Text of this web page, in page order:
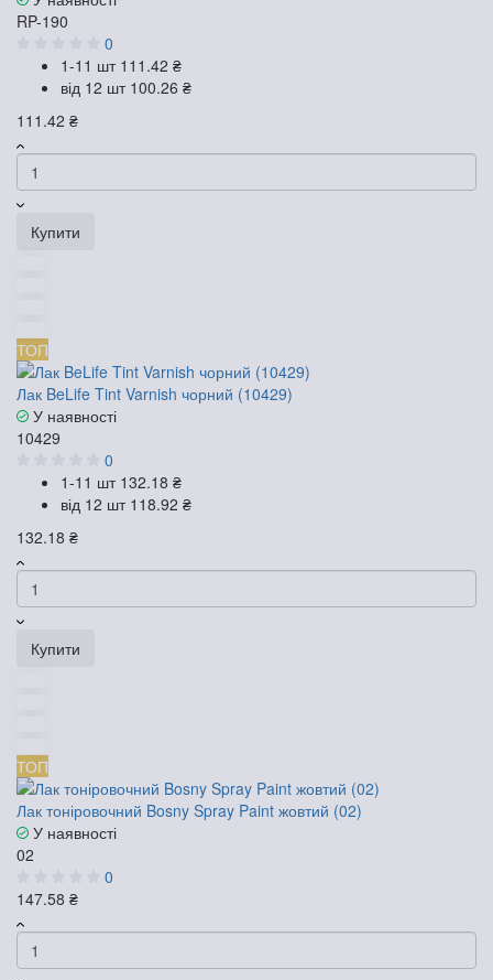
RP-190
0
1-11 шт 111.42 ₴
від 12 шт 100.26 ₴
111.42 ₴
Купити
ТОП
Лак BeLife Tint Varnish чорний (10429)
У наявності
10429
0
1-11 шт 132.18 ₴
від 12 шт 118.92 ₴
132.18 ₴
Купити
ТОП
Лак тоніровочний Bosny Spray Paint жовтий (02)
У наявності
02
0
147.58 ₴